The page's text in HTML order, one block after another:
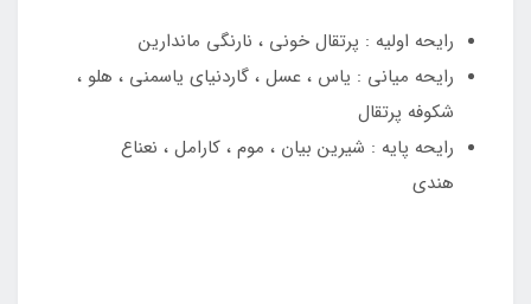
رایحه اولیه : پرتقال خونی ، نارنگی ماندارین
رایحه میانی : یاس ، عسل ، گاردنیای یاسمنی ، هلو ،
شکوفه پرتقال
رایحه پایه : شیرین بیان ، موم ، کارامل ، نعناع
هندی